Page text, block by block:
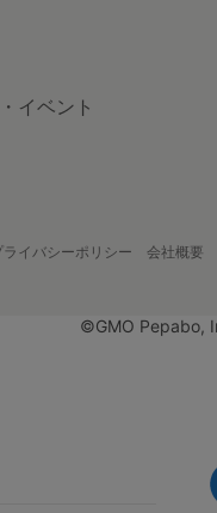
イベント
ライバシーポリシー 会社概要
©GMO Pepabo,